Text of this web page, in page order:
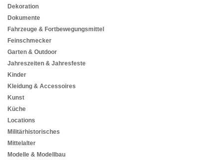
Dekoration
Dokumente
Fahrzeuge & Fortbewegungsmittel
Feinschmecker
Garten & Outdoor
Jahreszeiten & Jahresfeste
Kinder
Kleidung & Accessoires
Kunst
Küche
Locations
Militärhistorisches
Mittelalter
Modelle & Modellbau